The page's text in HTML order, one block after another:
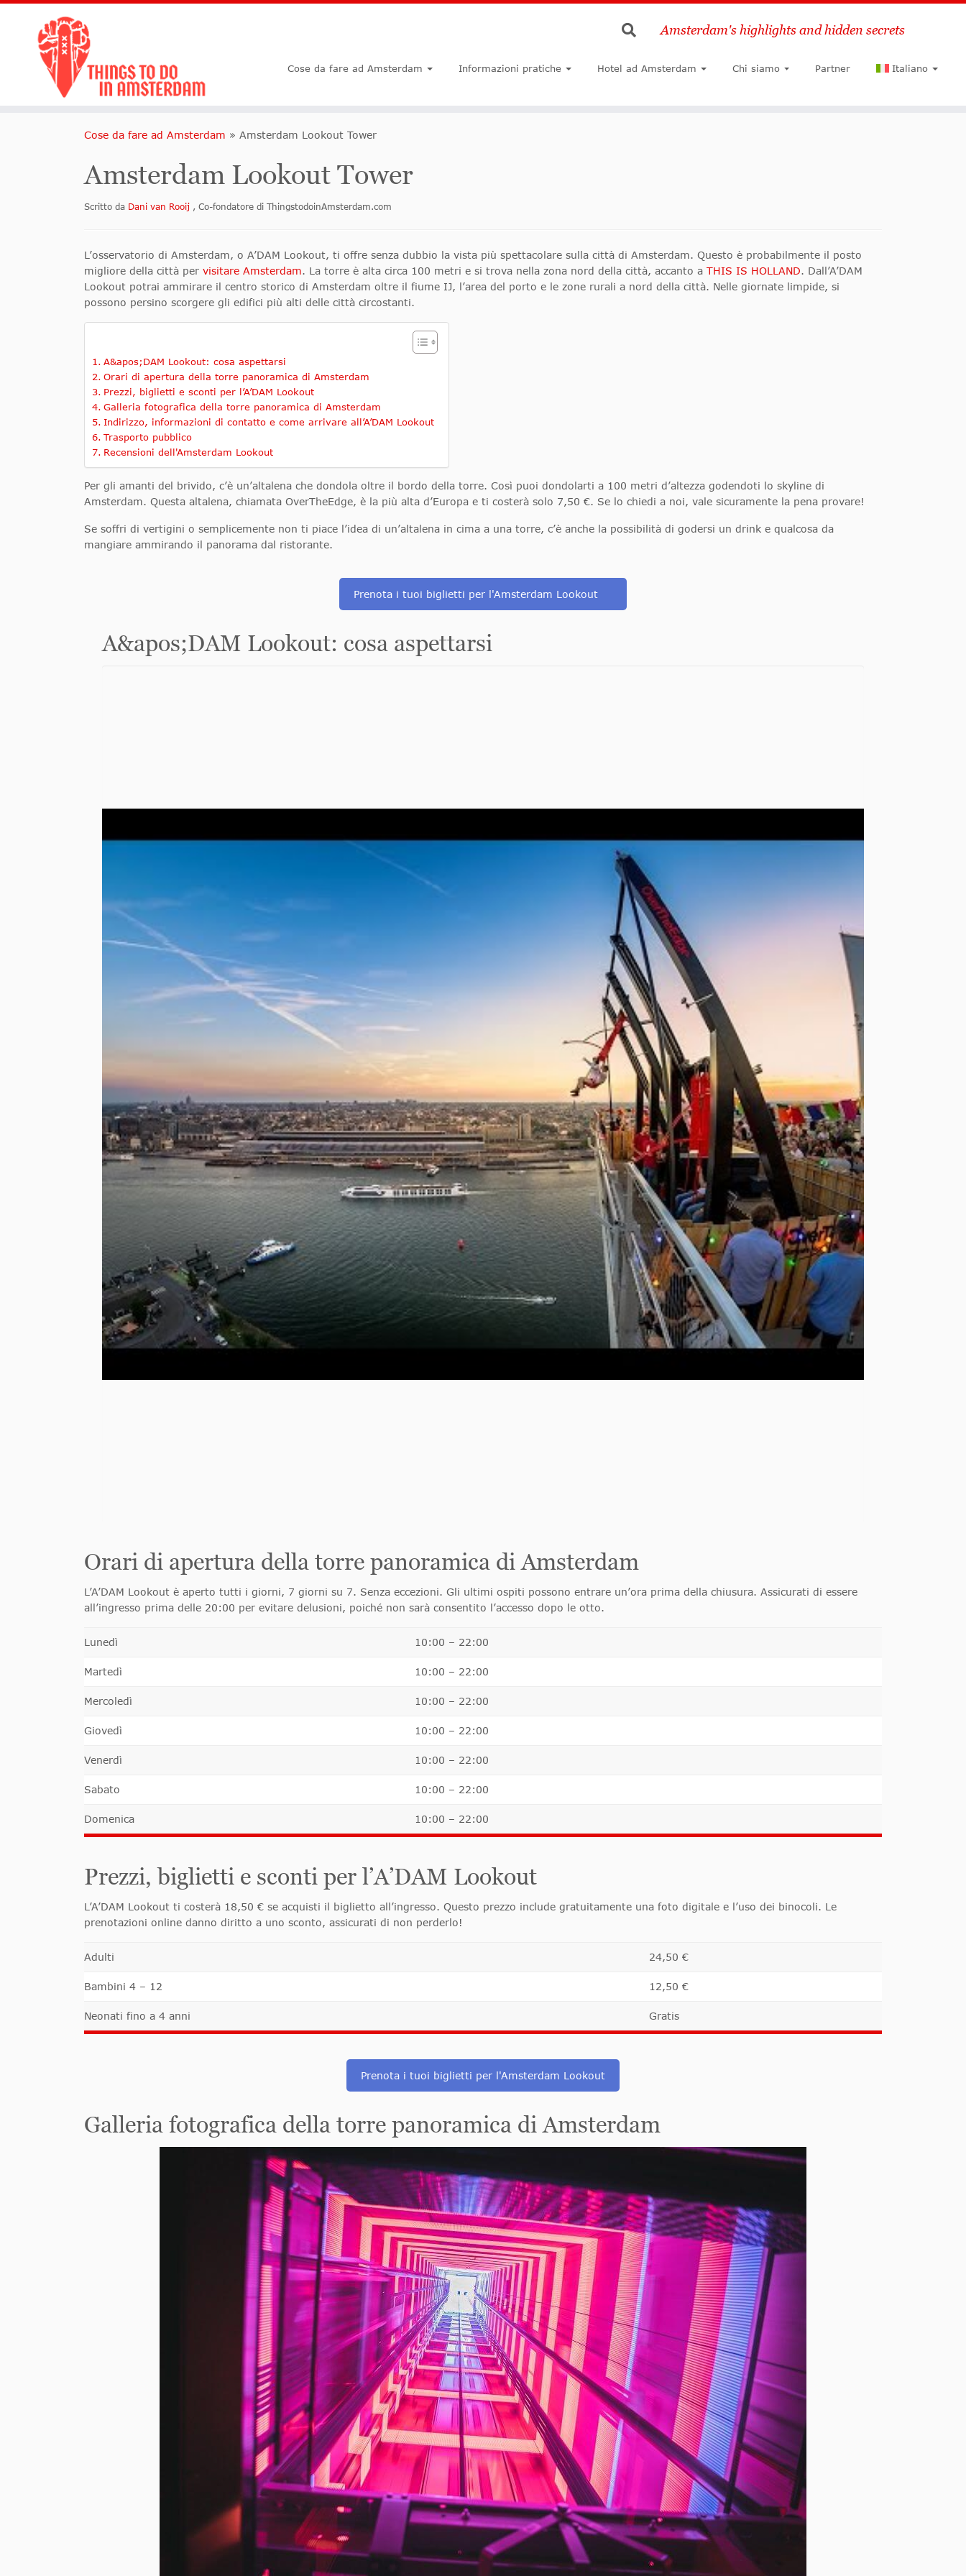
Ricerca
Amsterdam's highlights and hidden secrets
Cose da fare ad Amsterdam Informazioni pratiche Hotel ad Amsterdam Chi siamo Partner Italiano
Cose da fare ad Amsterdam » Amsterdam Lookout Tower
Amsterdam Lookout Tower
Scritto da Dani van Rooij , Co-fondatore di ThingstodoinAmsterdam.com
L’osservatorio di Amsterdam, o A’DAM Lookout, ti offre senza dubbio la vista più spettacolare sulla città di Amsterdam. Questo è probabilmente il posto
migliore della città per visitare Amsterdam. La torre è alta circa 100 metri e si trova nella zona nord della città, accanto a THIS IS HOLLAND. Dall’A’DAM
Lookout potrai ammirare il centro storico di Amsterdam oltre il fiume IJ, l’area del porto e le zone rurali a nord della città. Nelle giornate limpide, si
possono persino scorgere gli edifici più alti delle città circostanti.
A&apos;DAM Lookout: cosa aspettarsi
Orari di apertura della torre panoramica di Amsterdam
Prezzi, biglietti e sconti per l’A’DAM Lookout
Galleria fotografica della torre panoramica di Amsterdam
Indirizzo, informazioni di contatto e come arrivare all’A’DAM Lookout
Trasporto pubblico
Recensioni dell'Amsterdam Lookout
Per gli amanti del brivido, c’è un’altalena che dondola oltre il bordo della torre. Così puoi dondolarti a 100 metri d’altezza godendoti lo skyline di
Amsterdam. Questa altalena, chiamata OverTheEdge, è la più alta d’Europa e ti costerà solo 7,50 €. Se lo chiedi a noi, vale sicuramente la pena provare!
Se soffri di vertigini o semplicemente non ti piace l’idea di un’altalena in cima a una torre, c’è anche la possibilità di godersi un drink e qualcosa da
mangiare ammirando il panorama dal ristorante.
Prenota i tuoi biglietti per l'Amsterdam Lookout
A&apos;DAM Lookout: cosa aspettarsi
Orari di apertura della torre panoramica di Amsterdam
L’A’DAM Lookout è aperto tutti i giorni, 7 giorni su 7. Senza eccezioni. Gli ultimi ospiti possono entrare un’ora prima della chiusura. Assicurati di essere
all’ingresso prima delle 20:00 per evitare delusioni, poiché non sarà consentito l’accesso dopo le otto.
Lunedì 10:00 – 22:00
Martedì 10:00 – 22:00
Mercoledì 10:00 – 22:00
Giovedì 10:00 – 22:00
Venerdì 10:00 – 22:00
Sabato 10:00 – 22:00
Domenica 10:00 – 22:00
Prezzi, biglietti e sconti per l’A’DAM Lookout
L’A’DAM Lookout ti costerà 18,50 € se acquisti il biglietto all’ingresso. Questo prezzo include gratuitamente una foto digitale e l’uso dei binocoli. Le
prenotazioni online danno diritto a uno sconto, assicurati di non perderlo!
Adulti 24,50 €
Bambini 4 – 12 12,50 €
Neonati fino a 4 anni Gratis
Prenota i tuoi biglietti per l'Amsterdam Lookout
Galleria fotografica della torre panoramica di Amsterdam